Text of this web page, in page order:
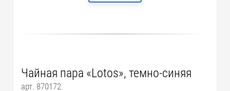
Чайная пара «Lotos», темно-синяя
арт. 870172